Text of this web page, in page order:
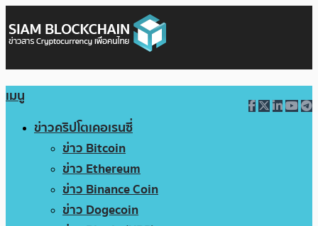
เมนู
ข่าวคริปโตเคอเรนซี่
ข่าว Bitcoin
ข่าว Ethereum
ข่าว Binance Coin
ข่าว Dogecoin